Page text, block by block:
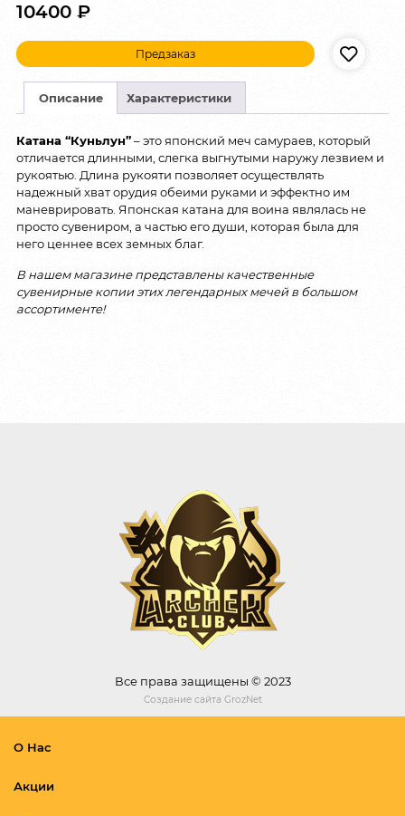
10400 ₽
Предзаказ
Описание Характеристики
Катана “Куньлун”– это японский меч самураев, который
отличается длинными, слегка выгнутыми наружу лезвием и
рукоятью. Длина рукояти позволяет осуществлять
надежный хват орудия обеими руками и эффектно им
маневрировать. Японская катана для воина являлась не
просто сувениром, а частью его души, которая была для
него ценнее всех земных благ.
В нашем магазине представлены качественные
сувенирные копии этих легендарных мечей в большом
ассортименте!
Все права защищены © 2023
Создание сайта GrozNet
О Нас
Акции